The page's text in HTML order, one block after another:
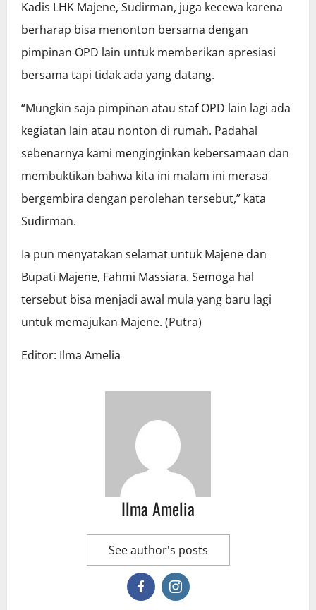
Kadis LHK Majene, Sudirman, juga kecewa karena
berharap bisa menonton bersama dengan
pimpinan OPD lain untuk memberikan apresiasi
bersama tapi tidak ada yang datang.
“Mungkin saja pimpinan atau staf OPD lain lagi ada
kegiatan lain atau nonton di rumah. Padahal
sebenarnya kami menginginkan kebersamaan dan
membuktikan bahwa kita ini malam ini merasa
bergembira dengan perolehan tersebut,” kata
Sudirman.
Ia pun menyatakan selamat untuk Majene dan
Bupati Majene, Fahmi Massiara. Semoga hal
tersebut bisa menjadi awal mula yang baru lagi
untuk memajukan Majene. (Putra)
Editor: Ilma Amelia
Ilma Amelia
See author's posts